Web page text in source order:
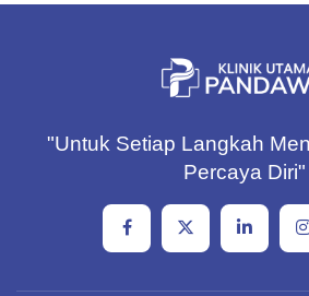
"Untuk Setiap Langkah
Percaya Diri"